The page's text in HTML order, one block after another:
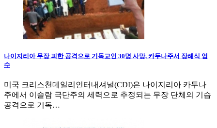
나이지리아 무장 괴한 공격으로 기독교인 30명 사망, 카두나주서 장례식 엄
수
미국 크리스천데일리인터내셔널(CDI)은 나이지리아 카두나
주에서 이슬람 극단주의 세력으로 추정되는 무장 단체의 기습
공격으로 기독…